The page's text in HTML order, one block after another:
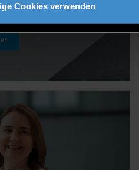
Cookies verwenden